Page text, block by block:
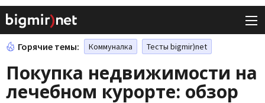
Горячие темы: Коммуналка Тесты bigmir)net
Покупка недвижимости на
лечебном курорте: обзор